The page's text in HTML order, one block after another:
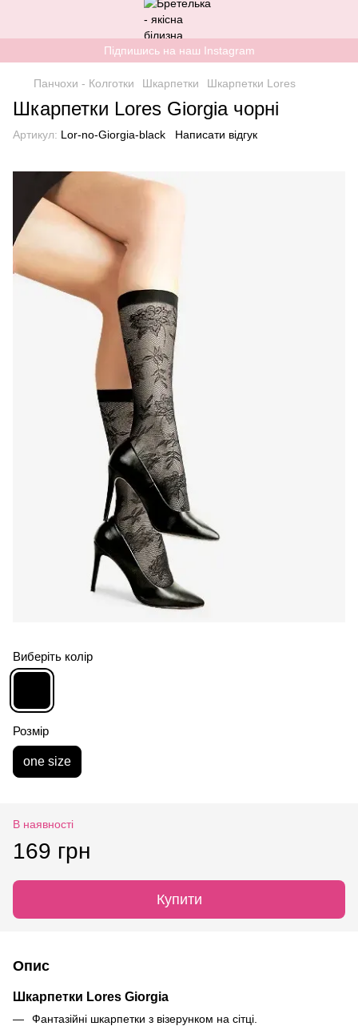
Підпишись на наш Instagram
Панчохи - Колготки Шкарпетки Шкарпетки Lores
Шкарпетки Lores Giorgia чорні
Артикул: Lor-no-Giorgia-black Написати відгук
Виберіть колір
Розмір
one size
В наявності
169 грн
Купити
Опис
Шкарпетки Lores Giorgia
Фантазійні шкарпетки з візерунком на сітці.